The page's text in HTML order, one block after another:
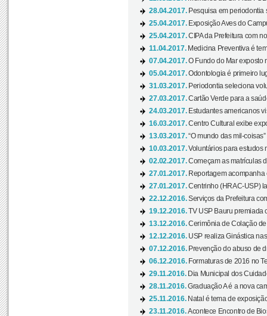
28.04.2017. Pesquisa em periodontia
25.04.2017. Exposição Aves do
25.04.2017.CIPA da Prefeitura com
11.04.2017. Medicina Preventiva é
07.04.2017.O Fundo do Mar exposto
05.04.2017.Odontologia é primeiro
31.03.2017. Periodontia seleciona
27.03.2017.Cartão Verde para a
24.03.2017. Estudantes americanos
16.03.2017.Centro Cultural exibe
13.03.2017.“O mundo das mil-
10.03.2017.Voluntários para estudos
02.02.2017.Começam as matrículas
27.01.2017. Reportagem
27.01.2017.Centrinho (HRAC-USP)
22.12.2016.Serviços da Prefeitura
19.12.2016.TV USP Bauru premiada
13.12.2016.Cerimônia de Colação
12.12.2016. USP realiza Ginástica
07.12.2016. Prevenção do abuso de
06.12.2016. Formaturas de 2016 no
29.11.2016. Dia Municipal dos
28.11.2016.Graduação A é a nova
25.11.2016. Natal é tema de
23.11.2016.Acontece Encontro de